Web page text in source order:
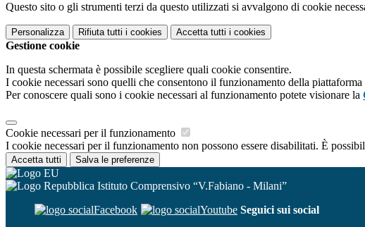
Questo sito o gli strumenti terzi da questo utilizzati si avvalgono di cookie
Personalizza Rifiuta tutti i cookies Accetta tutti i cookies
Gestione cookie
In questa schermata è possibile scegliere quali cookie consentire.
I cookie necessari sono quelli che consentono il funzionamento della
Per conoscere quali sono i cookie necessari al funzionamento potete visionare la
Cookie necessari per il funzionamento
I cookie necessari per il funzionamento non possono essere disabilitati. È
Accetta tutti Salva le preferenze
Istituto Comprensivo “V.Fabiano - Milani”
Facebook
Youtube Seguici sui social